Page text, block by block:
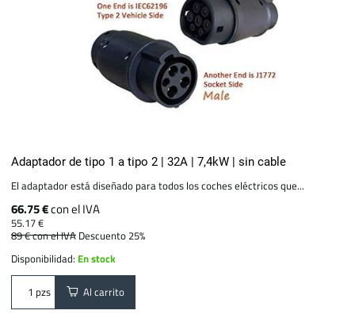
Adaptador de tipo 1 a tipo 2 | 32A | 7,4kW | sin cable
El adaptador está diseñado para todos los coches eléctricos que...
66.75 €con el IVA
55.17 €
89 €con el IVA Descuento 25%
Disponibilidad: En stock
pzs Al carrito